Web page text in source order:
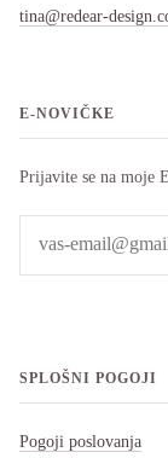
tina@redear-
E-NOVIČKE
Prijavite se na moje
SPLOŠNI POGOJI
Pogoji poslovanja